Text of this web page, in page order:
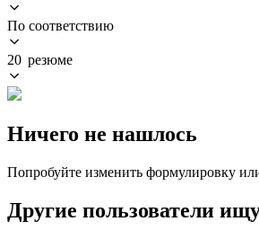
По соответствию
20 резюме
Ничего не нашлось
Попробуйте изменить формулировку
Другие пользователи